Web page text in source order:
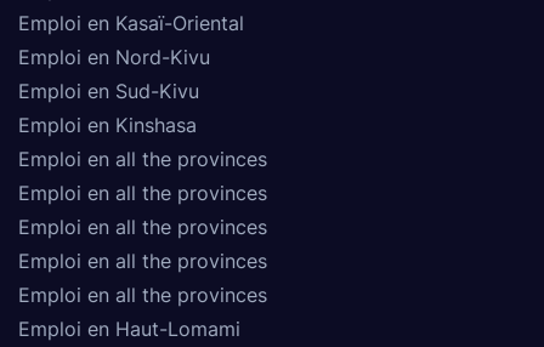
Emploi en Kasaï-Oriental
Emploi en Nord-Kivu
Emploi en Sud-Kivu
Emploi en Kinshasa
Emploi en all the provinces
Emploi en all the provinces
Emploi en all the provinces
Emploi en all the provinces
Emploi en all the provinces
Emploi en Haut-Lomami